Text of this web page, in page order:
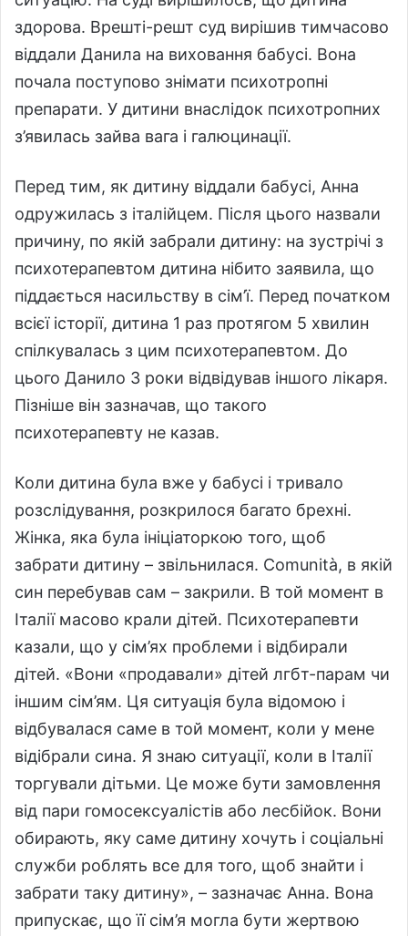
здорова. Врешті-решт суд вирішив тимчасово
віддали Данила на виховання бабусі. Вона
почала поступово знімати психотропні
препарати. У дитини внаслідок психотропних
з’явилась зайва вага і галюцинації.
Перед тим, як дитину віддали бабусі, Анна
одружилась з італійцем. Після цього назвали
причину, по якій забрали дитину: на зустрічі з
психотерапевтом дитина нібито заявила, що
піддається насильству в сім’ї. Перед початком
всієї історії, дитина 1 раз протягом 5 хвилин
спілкувалась з цим психотерапевтом. До
цього Данило 3 роки відвідував іншого лікаря.
Пізніше він зазначав, що такого
психотерапевту не казав.
Коли дитина була вже у бабусі і тривало
розслідування, розкрилося багато брехні.
Жінка, яка була ініціаторкою того, щоб
забрати дитину – звільнилася. Comunità, в якій
син перебував сам – закрили. В той момент в
Італії масово крали дітей. Психотерапевти
казали, що у сім’ях проблеми і відбирали
дітей. «Вони «продавали» дітей лгбт-парам чи
іншим сім’ям. Ця ситуація була відомою і
відбувалася саме в той момент, коли у мене
відібрали сина. Я знаю ситуації, коли в Італії
торгували дітьми. Це може бути замовлення
від пари гомосексуалістів або лесбійок. Вони
обирають, яку саме дитину хочуть і соціальні
служби роблять все для того, щоб знайти і
забрати таку дитину», – зазначає Анна. Вона
припускає, що її сім’я могла бути жертвою